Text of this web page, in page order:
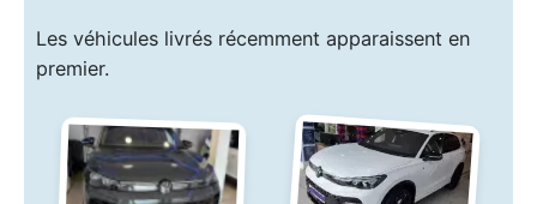
Les véhicules livrés récemment apparaissent en
premier.